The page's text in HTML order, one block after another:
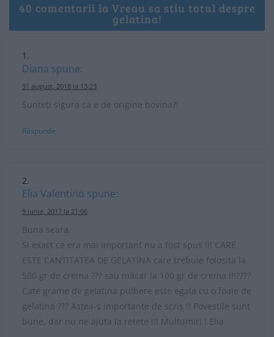
40 comentarii la Vreau sa stiu totul despre
gelatina!
Diana spune:
31 august, 2018 la 13:23
Sunteți sigura ca e de origine bovina?!
Răspunde
Elia Valentino spune:
9 iunie, 2017 la 21:06
Buna seara,
Si exact ce era mai important nu a fost spus !!! CARE
ESTE CANTITATEA DE GELATINA care trebuie folosita la
500 gr de crema ??? sau mäcar la 100 gr de crema !!!????
Cate grame de gelatina pulbere este egala cu o foaie de
gelatina ??? Astea-s importante de scris !! Povestile sunt
bune, dar nu ne ajuta la retete !!! Multumiri ! Elia